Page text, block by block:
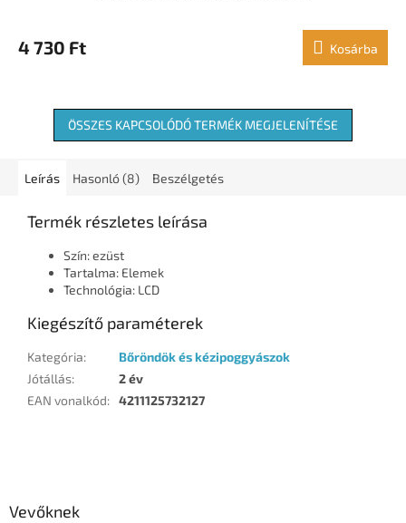
4 730 Ft Kosárba
ÖSSZES KAPCSOLÓDÓ TERMÉK MEGJELENÍTÉSE
Leírás Hasonló (8) Beszélgetés
Termék részletes leírása
Szín: ezüst
Tartalma: Elemek
Technológia: LCD
Kiegészítő paraméterek
Kategória:
Bőröndök és kézipoggyászok
Jótállás:
2 év
EAN vonalkód: 4211125732127
Vevőknek